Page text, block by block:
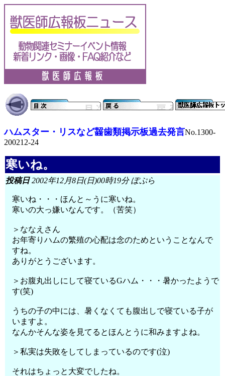
ハムスター・リスなど齧歯類掲示板過去発言No.1300-
200212-24
寒いね。
投稿日2002年12月8日(日)00時19分 ぽぷら
寒いね・・・ほんと～うに寒いね。
寒いの大っ嫌いなんです。（苦笑）
＞ななえさん
お年寄りハムの繁殖の心配は念のためということなんで
すね。
ありがとうございます。
＞お腹丸出しにして寝ているGハム・・・暑かったようで
す(笑)
うちの子の中には、暑くなくても腹出しで寝ている子が
いますよ。
なんかそんな姿を見てるとほんとうに和みますよね。
＞私実は失敗をしてしまっているのです(泣)
それはちょっと大変でしたね。